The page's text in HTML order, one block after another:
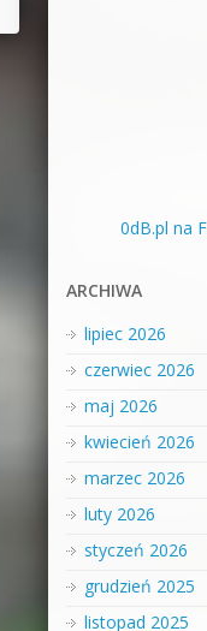
0dB.pl na
ARCHIWA
lipiec 2026
czerwiec 2026
maj 2026
kwiecień 2026
marzec 2026
luty 2026
styczeń 2026
grudzień 2025
listopad 2025